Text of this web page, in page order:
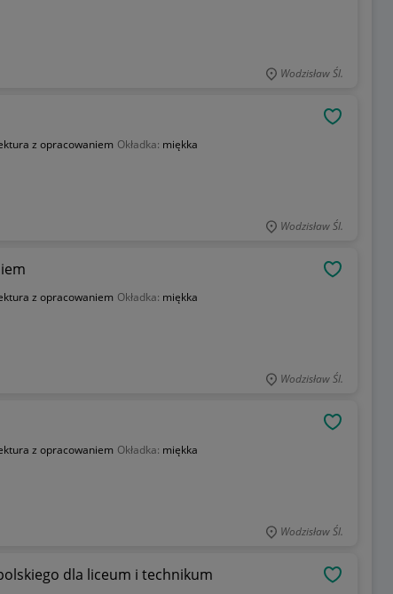
Wodzisław Śl.
z opracowaniem Okładka: miękka
Wodzisław Śl.
z opracowaniem Okładka: miękka
Wodzisław Śl.
z opracowaniem Okładka: miękka
Wodzisław Śl.
dla liceum i technikum